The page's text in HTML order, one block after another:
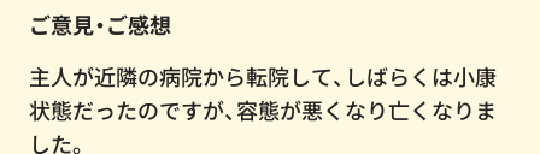
ご意見・ご感想
主人が近隣の病院から転院して、しばらくは小康
状態だったのですが、容態が悪くなり亡くなりま
した。